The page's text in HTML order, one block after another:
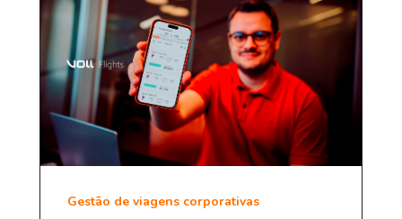
Gestão de viagens corporativas